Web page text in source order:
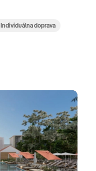
Individuálna doprava